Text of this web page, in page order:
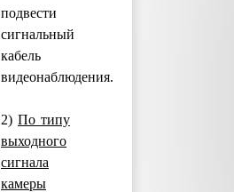
подвести
сигнальный
кабель
видеонаблюдения.
2) По типу
выходного
сигнала
камеры